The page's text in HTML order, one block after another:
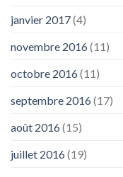
janvier 2017(4)
novembre 2016(11)
octobre 2016(11)
septembre 2016(17)
août 2016(15)
juillet 2016(19)